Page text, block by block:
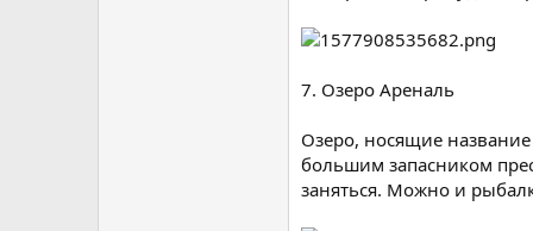
7. Озеро Ареналь
Озеро, носящие название
большим запасником
заняться. Можно и